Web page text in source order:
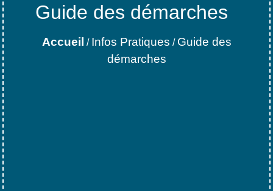
Guide des démarches
Accueil / Infos Pratiques / Guide des
démarches